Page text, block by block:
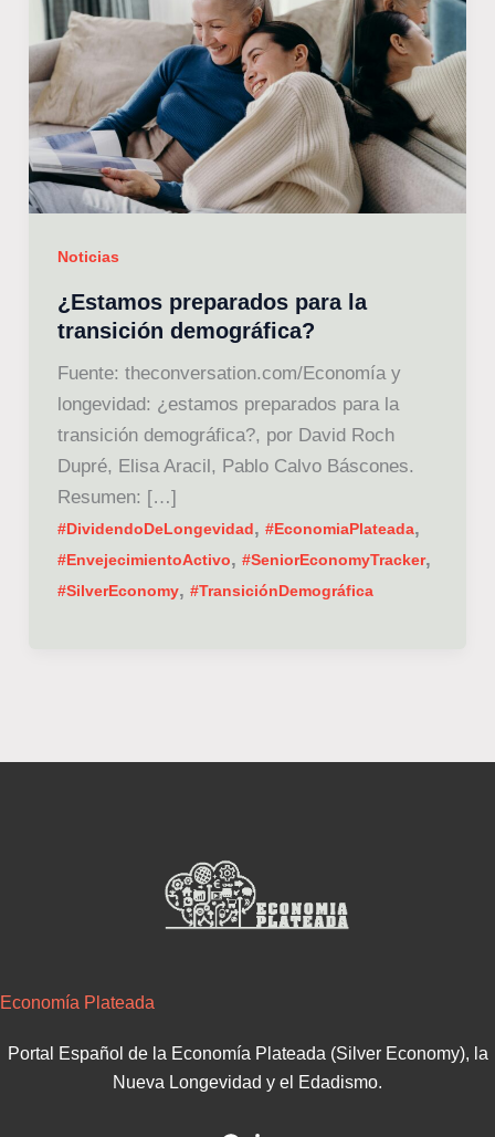
Noticias
¿Estamos preparados para la
transición demográfica?
Fuente: theconversation.com/Economía y
longevidad: ¿estamos preparados para la
transición demográfica?, por David Roch
Dupré, Elisa Aracil, Pablo Calvo Báscones.
Resumen: […]
#DividendoDeLongevidad, #EconomiaPlateada,
#EnvejecimientoActivo, #SeniorEconomyTracker,
#SilverEconomy, #TransiciónDemográfica
Economía Plateada
Portal Español de la Economía Plateada (Silver Economy), la
Nueva Longevidad y el Edadismo.